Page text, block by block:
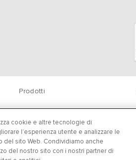
Prodotti
cookie e altre tecnologie di
l’esperienza utente e analizzare le
del sito Web. Condividiamo anche
del nostro sito con i nostri partner di